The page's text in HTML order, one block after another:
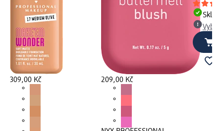
309,00 Kč 209,00 Kč